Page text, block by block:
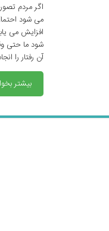
اگر مردم
می شود
افزایش می
شود ما حتی
آن رفتار را
بیشتر